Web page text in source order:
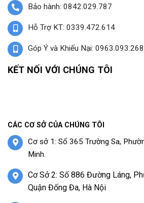
Bảo hành: 0842.029.787
Hỗ Trợ KT: 0339.472.614
Góp Ý và Khiếu Nại: 0963.093.268
KẾT NỐI VỚI CHÚNG TÔI
CÁC CƠ SỞ CỦA CHÚNG TÔI
Cơ sở 1: Số 365 Trường Sa,
Minh.
Cơ Sở 2: Số 886 Đường Láng,
Quận Đống Đa, Hà Nội